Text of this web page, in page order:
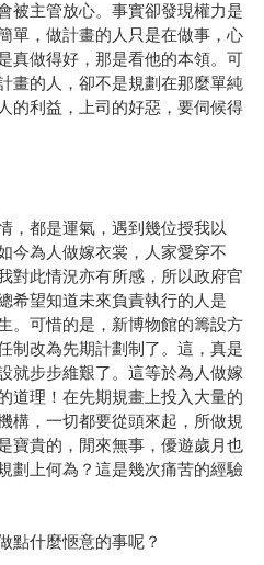
被主管放心。事實卻發現權力是
單，做計畫的人只是在做事，心
真做得好，那是看他的本領。可
畫的人，卻不是規劃在那麼單純
的利益，上司的好惡，要伺候得
都是運氣，遇到幾位授我以
今為人做嫁衣裳，人家愛穿不
對此情況亦有所感，所以政府官
希望知道未來負責執行的人是
。可惜的是，新博物館的籌設方
制改為先期計劃制了。這，真是
就步步維艱了。這等於為人做嫁
道理！在先期規畫上投入大量的
構，一切都要從頭來起，所做規
寶貴的，閒來無事，優遊歲月也
劃上何為？這是幾次痛苦的經驗
什麼愜意的事呢？